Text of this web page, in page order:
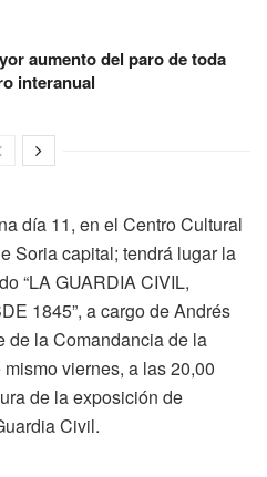
aumento del paro de toda
interanual
día 11, en el Centro Cultural
Soria capital; tendrá lugar la
“LA GUARDIA CIVIL,
1845”, a cargo de Andrés
de la Comandancia de la
viernes, a las 20,00
de la exposición de
Civil.